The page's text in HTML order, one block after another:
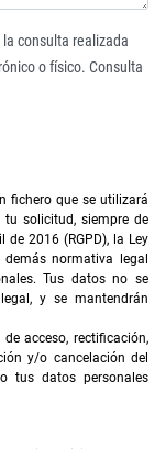
consulta realizada
o físico. Consulta
fichero que se utilizará
solicitud, siempre de
2016 (RGPD), la Ley
normativa legal
Tus datos no se
y se mantendrán
acceso, rectificación,
y/o cancelación del
tus datos personales